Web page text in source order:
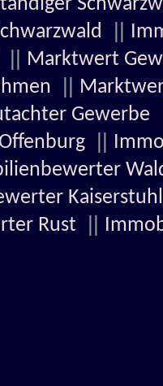
||
|| Marktwert
||
Gewerbe
||
Kaiserstuhl
Rust ||